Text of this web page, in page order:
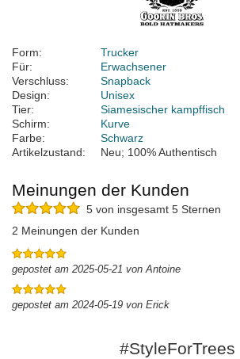
Form:
Trucker
Für:
Erwachsener
Verschluss:
Snapback
Design:
Unisex
Tier:
Siamesischer kampffisch
Schirm:
Kurve
Farbe:
Schwarz
Artikelzustand:
Neu; 100% Authentisch
Meinungen der Kunden
5 von insgesamt 5 Sternen
2 Meinungen der Kunden
gepostet am 2025-05-21 von Antoine
gepostet am 2024-05-19 von Erick
#StyleForTrees